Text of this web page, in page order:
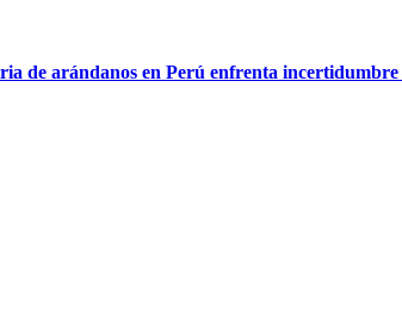
de arándanos en Perú enfrenta